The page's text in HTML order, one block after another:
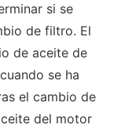
si se
de filtro. El
de aceite de
se ha
el cambio de
del motor